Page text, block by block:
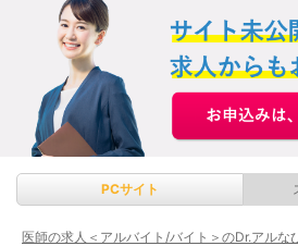
PCサイト
医師の求人＜アルバイト/バイト＞のDr.アルな